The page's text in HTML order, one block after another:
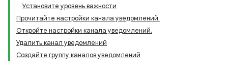
Установите уровень важности
Прочитайте настройки канала уведомлений.
Откройте настройки канала уведомлений.
Удалить канал уведомлений
Создайте группу каналов уведомлений